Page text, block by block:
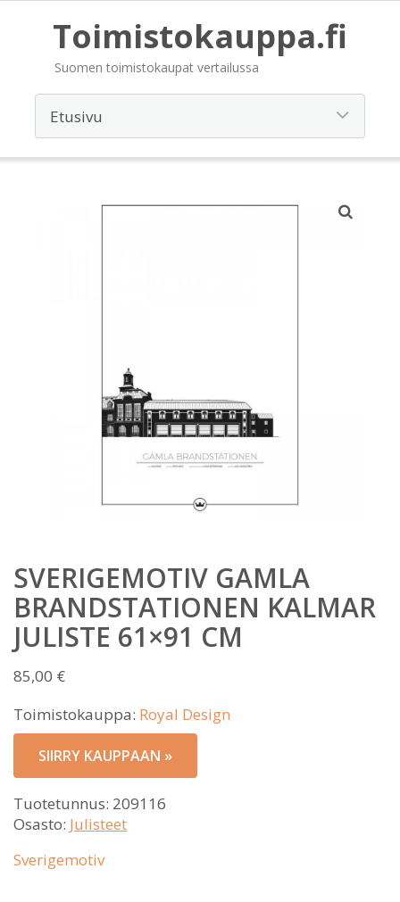
Toimistokauppa.fi
Suomen toimistokaupat vertailussa
SVERIGEMOTIV GAMLA
BRANDSTATIONEN KALMAR
JULISTE 61×91 CM
85,00 €
Toimistokauppa: Royal Design
SIIRRY KAUPPAAN »
Tuotetunnus: 209116
Osasto: Julisteet
Sverigemotiv